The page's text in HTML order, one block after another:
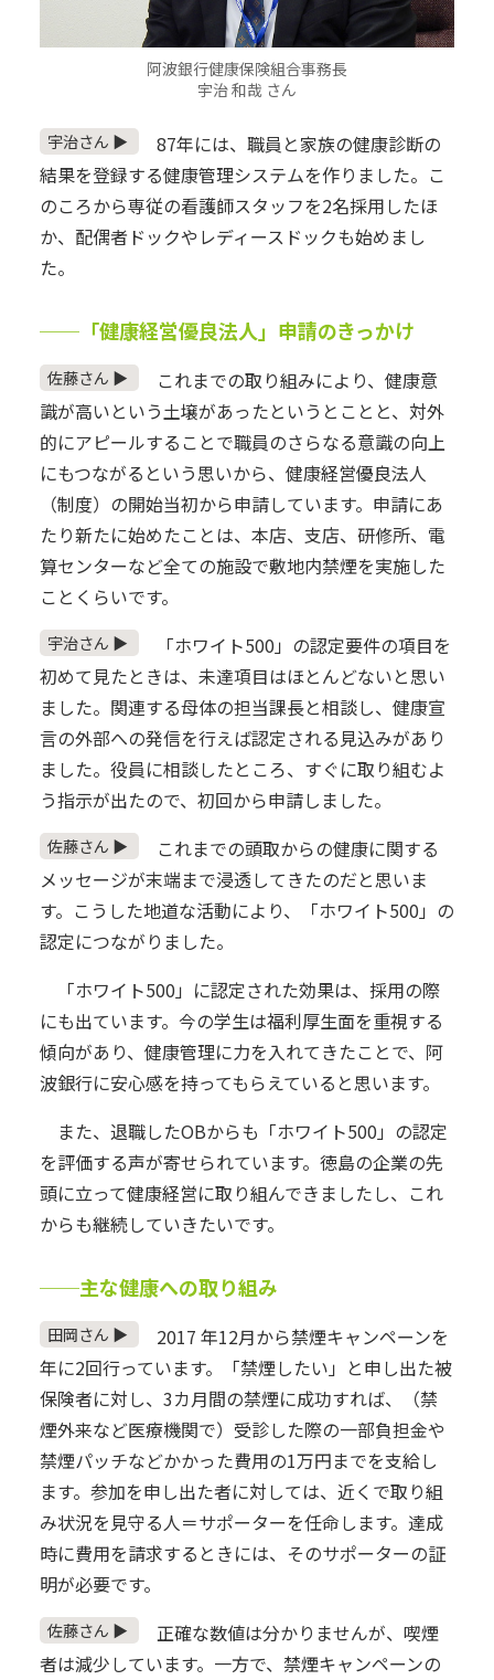
阿波銀行健康保険組合事務長
宇治 和哉 さん
宇治さん ▶
87年には、職員と家族の健康診断の
結果を登録する健康管理システムを作りました。こ
のころから専従の看護師スタッフを2名採用したほ
か、配偶者ドックやレディースドックも始めまし
た。
──「健康経営優良法人」申請のきっかけ
佐藤さん ▶
これまでの取り組みにより、健康意
識が高いという土壌があったというとことと、対外
的にアピールすることで職員のさらなる意識の向上
にもつながるという思いから、健康経営優良法人
（制度）の開始当初から申請しています。申請にあ
たり新たに始めたことは、本店、支店、研修所、電
算センターなど全ての施設で敷地内禁煙を実施した
ことくらいです。
宇治さん ▶
「ホワイト500」の認定要件の項目を
初めて見たときは、未達項目はほとんどないと思い
ました。関連する母体の担当課長と相談し、健康宣
言の外部への発信を行えば認定される見込みがあり
ました。役員に相談したところ、すぐに取り組むよ
う指示が出たので、初回から申請しました。
佐藤さん ▶
これまでの頭取からの健康に関する
メッセージが末端まで浸透してきたのだと思いま
す。こうした地道な活動により、「ホワイト500」の
認定につながりました。
「ホワイト500」に認定された効果は、採用の際
にも出ています。今の学生は福利厚生面を重視する
傾向があり、健康管理に力を入れてきたことで、阿
波銀行に安心感を持ってもらえていると思います。
また、退職したOBからも「ホワイト500」の認定
を評価する声が寄せられています。徳島の企業の先
頭に立って健康経営に取り組んできましたし、これ
からも継続していきたいです。
──主な健康への取り組み
田岡さん ▶
2017 年12月から禁煙キャンペーンを
年に2回行っています。「禁煙したい」と申し出た被
保険者に対し、3カ月間の禁煙に成功すれば、（禁
煙外来など医療機関で）受診した際の一部負担金や
禁煙パッチなどかかった費用の1万円までを支給し
ます。参加を申し出た者に対しては、近くで取り組
み状況を見守る人＝サポーターを任命します。達成
時に費用を請求するときには、そのサポーターの証
明が必要です。
佐藤さん ▶
正確な数値は分かりませんが、喫煙
者は減少しています。一方で、禁煙キャンペーンの